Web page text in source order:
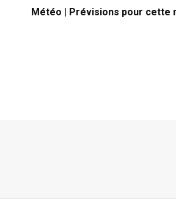
Météo | Prévisions pour cette